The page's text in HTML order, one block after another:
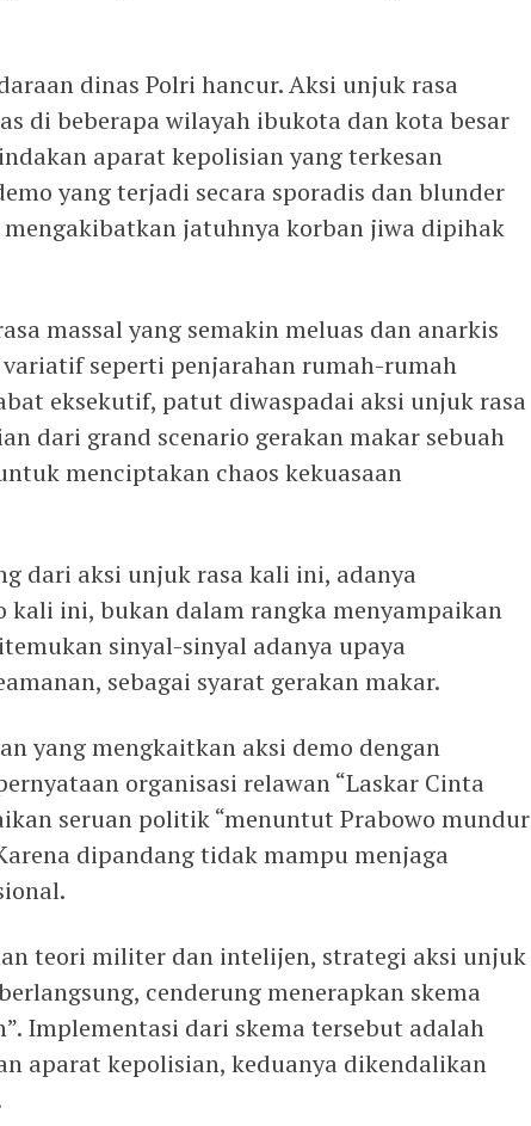
dinas Polri hancur. Aksi unjuk rasa
di beberapa wilayah ibukota dan kota besar
aparat kepolisian yang terkesan
yang terjadi secara sporadis dan blunder
mengakibatkan jatuhnya korban jiwa dipihak
massal yang semakin meluas dan anarkis
variatif seperti penjarahan rumah-rumah
eksekutif, patut diwaspadai aksi unjuk rasa
dari grand scenario gerakan makar sebuah
menciptakan chaos kekuasaan
dari aksi unjuk rasa kali ini, adanya
kali ini, bukan dalam rangka menyampaikan
sinyal-sinyal adanya upaya
sebagai syarat gerakan makar.
yang mengkaitkan aksi demo dengan
organisasi relawan “Laskar Cinta
seruan politik “menuntut Prabowo mundur
dipandang tidak mampu menjaga
teori militer dan intelijen, strategi aksi unjuk
cenderung menerapkan skema
Implementasi dari skema tersebut adalah
aparat kepolisian, keduanya dikendalikan